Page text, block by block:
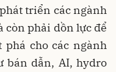
triển các ngành
phải dồn lực để
cho các ngành
bán dẫn, AI, hydro